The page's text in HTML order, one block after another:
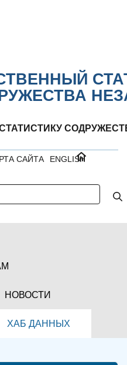
ENGLISH
САЙТА
НОВОСТИ
ХАБ ДАННЫХ